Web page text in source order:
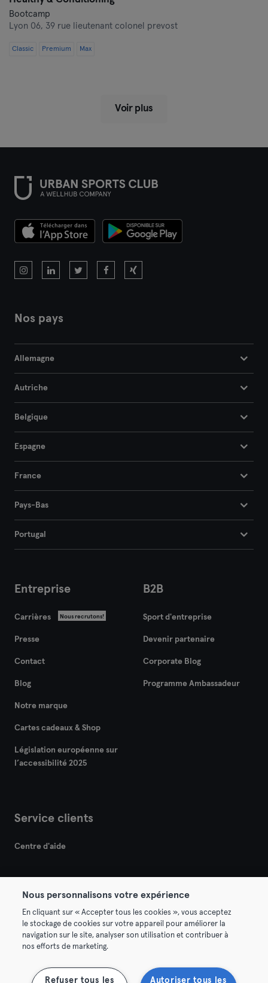
Bootcamp
Lyon 06, 39 rue lieutenant colonel prevost
Classic Premium Max
Voir plus
Nos pays
Allemagne
Autriche
Belgique
Espagne
France
Pays-Bas
Portugal
Entreprise
Carrières Nous recrutons!
Presse
Contact
Blog
Notre marque
Cartes cadeaux & Shop
Législation européenne sur
l’accessibilité 2025
B2B
Sport d'entreprise
Devenir partenaire
Corporate Blog
Programme Ambassadeur
Service clients
Centre d'aide
© 2026 Urban Sports Group GmbH. All rights reserved.
Conditions générales
Mentions légales Se rétracter ici
Nous personnalisons votre expérience
En cliquant sur « Accepter tous les cookies », vous acceptez
le stockage de cookies sur votre appareil pour améliorer la
navigation sur le site, analyser son utilisation et contribuer à
nos efforts de marketing.
Autoriser tous les
Refuser tous les